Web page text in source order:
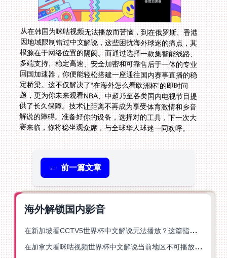
从在韩国为咪咕视频无法播放而苦恼，到在俄罗斯、香港
因地域限制错过中文解说，这些困扰海外球迷的痛点，其
根源在于网络位置的隔阂。而通过选择一款集智能线路、
多端支持、稳定高速、安全加密和可靠售后于一体的专业
回国加速器，你便能轻松搭建一座通往国内赛事直播的稳
定桥梁。这不仅解决了“在海外怎么看欧洲杯”的即时问
题，更为你未来观看NBA、中超乃至各类国内电视节目提
供了长久保障。技术让距离不再成为享受体育激情和乡音
解说的障碍。准备好你的设备，选择对的工具，下一次大
赛来临，你将稳坐观众席，与全球华人球迷一同欢呼。
← 前一篇文章
海外解锁国内影音
在新加坡看CCTV5世界杯中文解说无法播放？这篇指南帮你解锁海外体育直播自由
在加拿大看咪咕视频世界杯中文解说当前地区不可播放？这篇指南帮你一键解决